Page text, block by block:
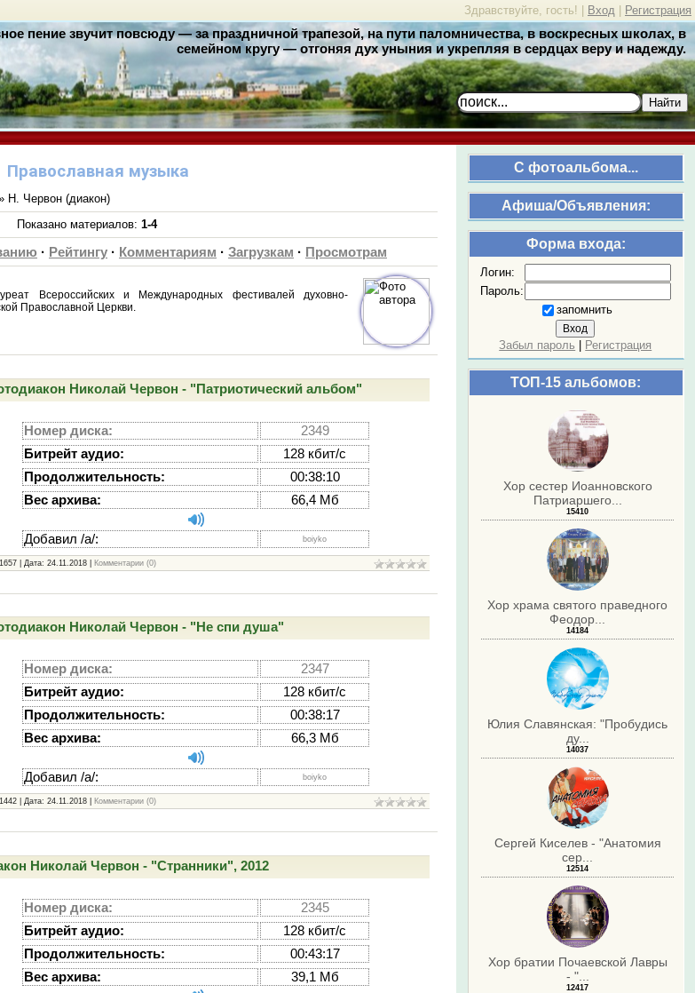
Здравствуйте, гость! | Вход Регистрация
пение звучит повсюду — за праздничной трапезой, на пути паломничества, в воскресных школах, в
семейном кругу — отгоняя дух уныния и укрепляя в сердцах веру и надежду.
Найти
C фотоальбома...
Афиша/Объявления:
Форма входа:
Логин:
Пароль:
запомнить
Забыл пароль Регистрация
ТОП-15 альбомов:
Хор сестер Иоанновского
Патриаршего...
15410
Хор храма святого праведного
Феодор...
14184
Юлия Славянская: "Пробудись
ду...
14037
Сергей Киселев - "Анатомия
сер...
12514
Хор братии Почаевской Лавры
- "...
12417
Православная музыка
Н. Червон (диакон)
Показано материалов:1-4
· Рейтингу· Комментариям · Загрузкам · Просмотрам
Всероссийских и Международных фестивалей духовно-
Православной Церкви.
Николай Червон - "Патриотический альбом"
Номер диска:
2349
Битрейт аудио:
128 кбит/с
Продолжительность:
00:38:10
Вес архива:
66,4 Мб
Добавил /а/: boiyko
1657 | Дата:24.11.2018 Комментарии (0)
Николай Червон - "Не спи душа"
Номер диска:
2347
Битрейт аудио:
128 кбит/с
Продолжительность:
00:38:17
Вес архива:
66,3 Мб
Добавил /а/: boiyko
1442 | Дата:24.11.2018 Комментарии (0)
Николай Червон - "Странники", 2012
Номер диска:
2345
Битрейт аудио:
128 кбит/с
Продолжительность:
00:43:17
Вес архива:
39,1 Мб